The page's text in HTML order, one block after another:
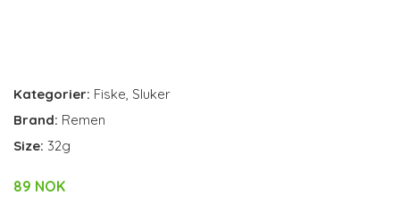
Kategorier: Fiske, Sluker
Brand: Remen
Size: 32g
89 NOK